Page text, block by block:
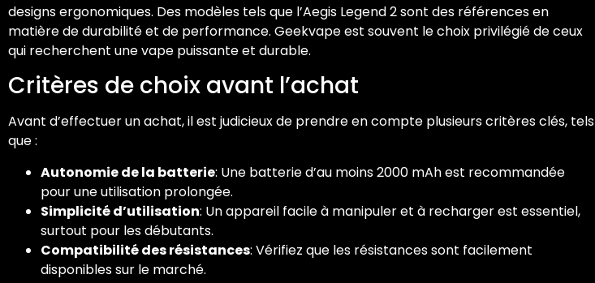
designs ergonomiques. Des modèles tels que l’Aegis Legend 2 sont des références en
matière de durabilité et de performance. Geekvape est souvent le choix privilégié de ceux
qui recherchent une vape puissante et durable.
Critères de choix avant l’achat
Avant d’effectuer un achat, il est judicieux de prendre en compte plusieurs critères clés, tels
que :
Autonomie de la batterie: Une batterie d’au moins 2000 mAh est recommandée
pour une utilisation prolongée.
Simplicité d’utilisation: Un appareil facile à manipuler et à recharger est essentiel,
surtout pour les débutants.
Compatibilité des résistances: Vérifiez que les résistances sont facilement
disponibles sur le marché.